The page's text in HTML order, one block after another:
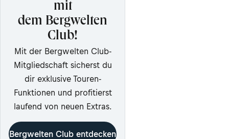
mit
dem Bergwelten
Club!
Mit der Bergwelten Club-
Mitgliedschaft sicherst du
dir exklusive Touren-
Funktionen und profitierst
laufend von neuen Extras.
Bergwelten Club entdecken